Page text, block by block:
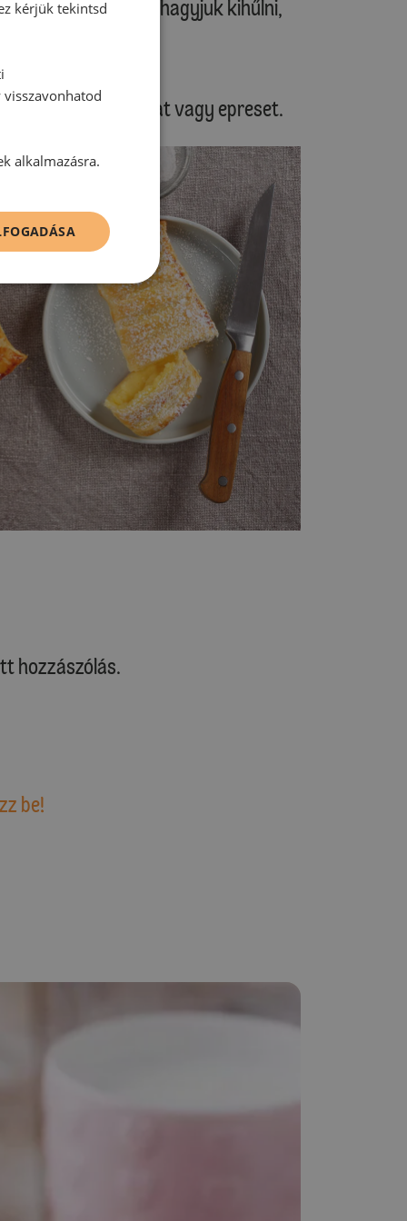
sütőrácsra téve hagyjuk kihűlni,
csokoládésat vagy epreset.
hozzászólás.
be!
kérjük tekintsd
alkalmazásra.